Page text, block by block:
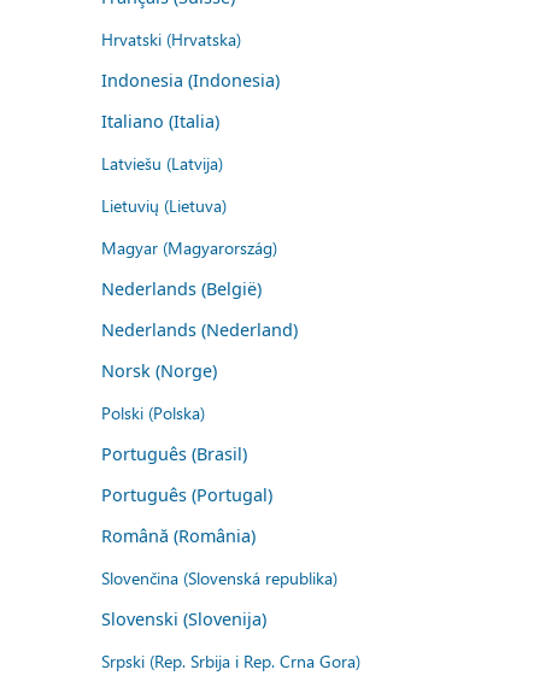
Hrvatski (Hrvatska)
Indonesia (Indonesia)
Italiano (Italia)
Latviešu (Latvija)
Lietuvių (Lietuva)
Magyar (Magyarország)
Nederlands (België)
Nederlands (Nederland)
Norsk (Norge)
Polski (Polska)
Português (Brasil)
Português (Portugal)
Română (România)
Slovenčina (Slovenská republika)
Slovenski (Slovenija)
Srpski (Rep. Srbija i Rep. Crna Gora)